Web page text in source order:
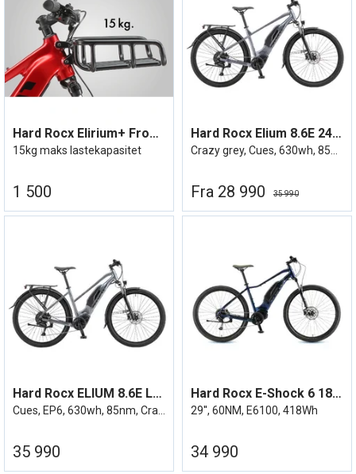
Hard Rocx Elirium+ Frontbærer
15kg maks lastekapasitet
1 500
Hard Rocx Elium 8.6E 24/25
Fra 28 990 35 990
Hard Rocx ELIUM 8.6E LS 24/25
35 990
Hard Rocx E-Shock 6 18,5''
29'', 60NM, E6100, 418Wh
34 990